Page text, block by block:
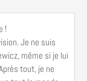
!
Je ne suis
même si je lui
tout, je ne